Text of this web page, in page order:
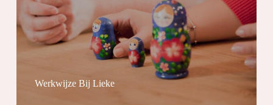
Werkwijze Bij Lieke